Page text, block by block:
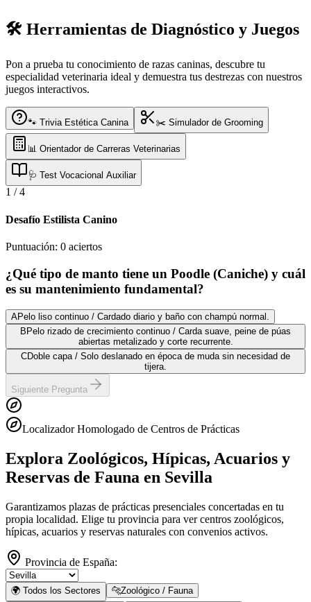
🛠️ Herramientas de Diagnóstico y Juegos
Pon a prueba tu conocimiento de razas caninas, descubre tu
especialidad veterinaria ideal y demuestra tus destrezas con nuestros
juegos interactivos.
🐾 Trivia Estética Canina ✂️ Simulador de Grooming
📊 Orientador de Carreras Veterinarias
🩺 Test Vocacional Auxiliar
1 /4
Desafío Estilista Canino
Puntuación: 0 aciertos
¿Qué tipo de manto tiene un Poodle (Caniche) y cuál
es su mantenimiento fundamental?
APelo liso continuo / Cardado diario y baño con champú normal.
B Pelo rizado de crecimiento continuo / Carda suave, peine de púas
abiertas metalizado y corte recurrente.
CDoble capa / Solo deslanado en época de muda sin necesidad de
tijera.
Siguiente Pregunta
Localizador Homologado de Centros de Prácticas
Explora Zoológicos, Hípicas, Acuarios y
Reservas de Fauna en Sevilla
Garantizamos plazas de prácticas presenciales concertadas en tu
propia localidad. Elige tu provincia para ver centros zoológicos,
hípicas, acuarios y reservas naturales con convenios activos.
Provincia de España:
🌍 Todos los Sectores 🐆Zoológico / Fauna